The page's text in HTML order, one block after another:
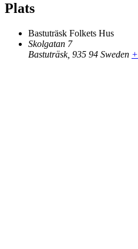
Plats
Bastuträsk Folkets Hus
Skolgatan 7
Bastuträsk, 935 94 Sweden